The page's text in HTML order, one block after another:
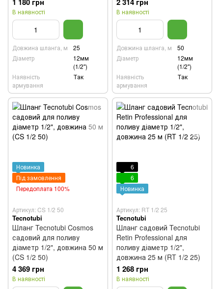
В наявності
Довжина шланга, м
25
Діаметр
12мм
(1/2")
Наявність
армування
Так
В наявності
Довжина шланга, м
50
Діаметр
12мм
(1/2")
Наявність
армування
Так
Новинка
Під замовлення
Передоплата 100%
Артикул: CS 1/2 50
Tecnotubi
Шланг Tecnotubi Cosmos
садовий для поливу
діаметр 1/2", довжина 50 м
(CS 1/2 50)
4 369 грн
В наявності
6
6
Новинка
Артикул: RT 1/2 25
Tecnotubi
Шланг садовий Tecnotubi
Retin Professional для
поливу діаметр 1/2",
довжина 25 м (RT 1/2 25)
1 268 грн
В наявності